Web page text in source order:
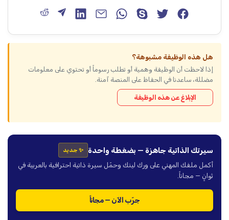
هل هذه الوظيفة مشبوهة؟
إذا لاحظت أن الوظيفة وهمية أو تطلب رسوماً أو تحتوي على معلومات
مضللة، ساعدنا في الحفاظ على المنصة آمنة.
الإبلاغ عن هذه الوظيفة
سيرتك الذاتية جاهزة — بضغطة واحدة ✨ جديد
أكمل ملفك المهني على ورك لينك وحمّل سيرة ذاتية احترافية بالعربية في
ثوانٍ — مجاناً.
جرّب الآن — مجاناً